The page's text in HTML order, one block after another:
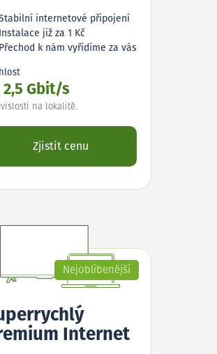
internetové připojení
Instalace již za 1 Kč
Přechod k nám vyřídíme za vás
2,5 Gbit/s
na lokalitě.
Zjistit cenu
Nejoblíbenější
Internet